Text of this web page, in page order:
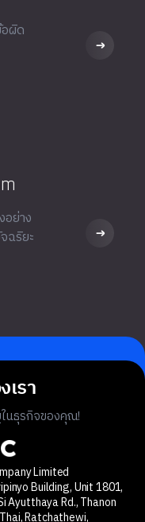
ผิด
ย่าง
ฉริยะ
รา
นธุรกิจของคุณ!
Limited
Building, Unit 1801,
Ayutthaya Rd., Thanon
Ratchathewi,